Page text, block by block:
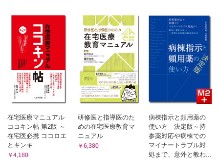
意思確認書その2―終末期での対応
意思確認書その3―心肺停止状態での対応
施設・在宅に暮らす高齢者が病院搬送後に亡くなったら
看取りは自然死へのサポート行為
「終末期より手前の時期」の対応を決めておこう
家族の意向に沿ったブレない姿勢が求められている
終末期に移行しつつある人をどう拾い上げるか
終末期にみられる症状・所見・時間的変化
看取り対応の手順
第5章 高齢者医療の未来
高齢者の背景・病態に合わせた対応―肺炎の場合
高齢者は感染しやすく治りにくい
高齢者は痩せともろさが共存している
解明されていない「老衰」の本態
人間は何歳まで生きられるのか
老衰の指標は病態評価で
ん
「痛みを訴える」ときに求められる対応
「痛みを訴える」ときの考え方とチェックポイント
4．機嫌が悪い
事例(8) 退院日から不眠や便秘があり，不機嫌になったHさ
ん
「機嫌が悪い」とき（せん妄）に求められる対応
「せん妄」の考え方とチェックポイント
5．低血糖
レベルが低下したIさん
事例(10) 食欲低下や倦怠感，著明な発汗がみられ，その後
覚醒レベルが低下したJさん
「低血糖」のときに求められる対応
在宅医療マニュアル
ココキン帖 第2版 ～
在宅医必携 ココロエ
とキンキ
￥4,180
研修医と指導医のた
めの在宅医療教育マ
ニュアル
￥6,380
病棟指示と頻用薬の
使い方 決定版～持
参薬対応や病棟での
マイナートラブル対
処まで、意外と教わ...